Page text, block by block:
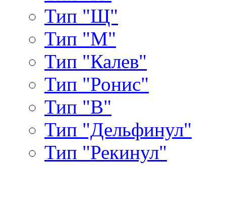
Тип "Щ"
Тип "М"
Тип "Калев"
Тип "Ронис"
Тип "В"
Тип "Дельфинул"
Тип "Рекинул"